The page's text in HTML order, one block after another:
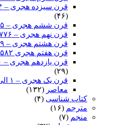
قرن سیزده هجری – ۱۱۶۴ الی ۱۲۶۱ شمسی
(۴۶)
قرن ششم هجری – ۴۸۵ الی ۵۸۲ شمسی
قرن نهم هجری – ۷۷۶ الی ۸۷۳ شمسی
قرن هشتم هجری – ۶۷۹ الی ۷۷۶ شمسی
قرن هفتم هجری ۵۸۲ الی ۶۷۹ شمسی
قرن یازدهم هجری – ۹۷۰ الی ۱۰۶۷ شمسی
(۲۹)
قرن یک هجری – ۱ الی ۹۷ شمسی –
معاصر (۱۳۲)
کتاب شناسی (۴)
مترجم (۱۶)
منجم (۷)